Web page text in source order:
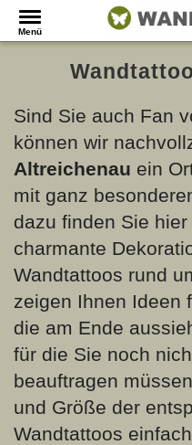
Menü
Sind Sie auch Fan
können wir
Altreichenau ein
mit ganz
dazu finden Sie
charmante
Wandtattoos rund
zeigen Ihnen Ideen
die am Ende
für die Sie noch
beauftragen
und Größe der
Wandtattoos